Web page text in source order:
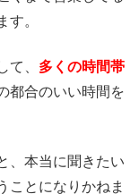
す。
て、 多くの時間帯
都合のいい時間を
、本当に聞きたい
ことになりかねま